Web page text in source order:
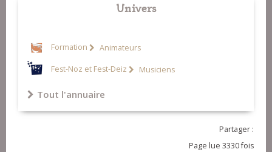
Univers
Formation Animateurs
Fest-Noz et Fest-Deiz Musiciens
Tout l'annuaire
Partager :
Page lue 3330 fois